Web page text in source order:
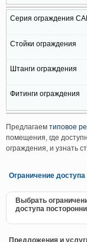
Предлагаем типовое
помещения, где
ограждения, и узнать
Ограничение
Выбрать
доступа
Предложения и